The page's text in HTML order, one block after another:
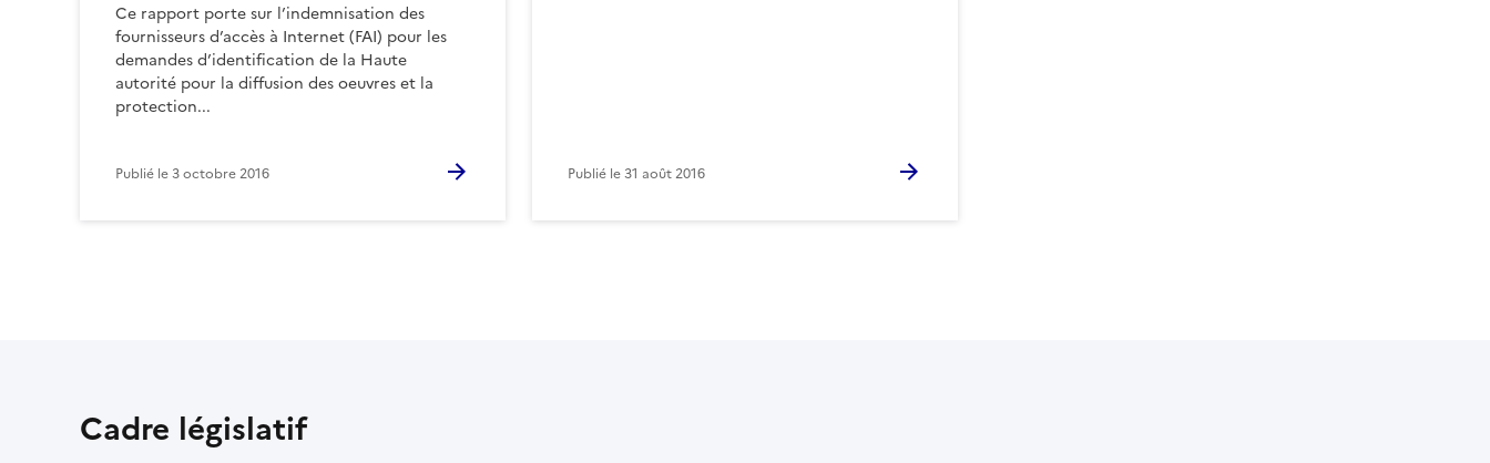
Ce rapport porte sur l’indemnisation des
fournisseurs d’accès à Internet (FAI) pour les
demandes d’identification de la Haute
autorité pour la diffusion des oeuvres et la
protection...
Publié le3 octobre 2016 Publié le31 août 2016
Cadre législatif